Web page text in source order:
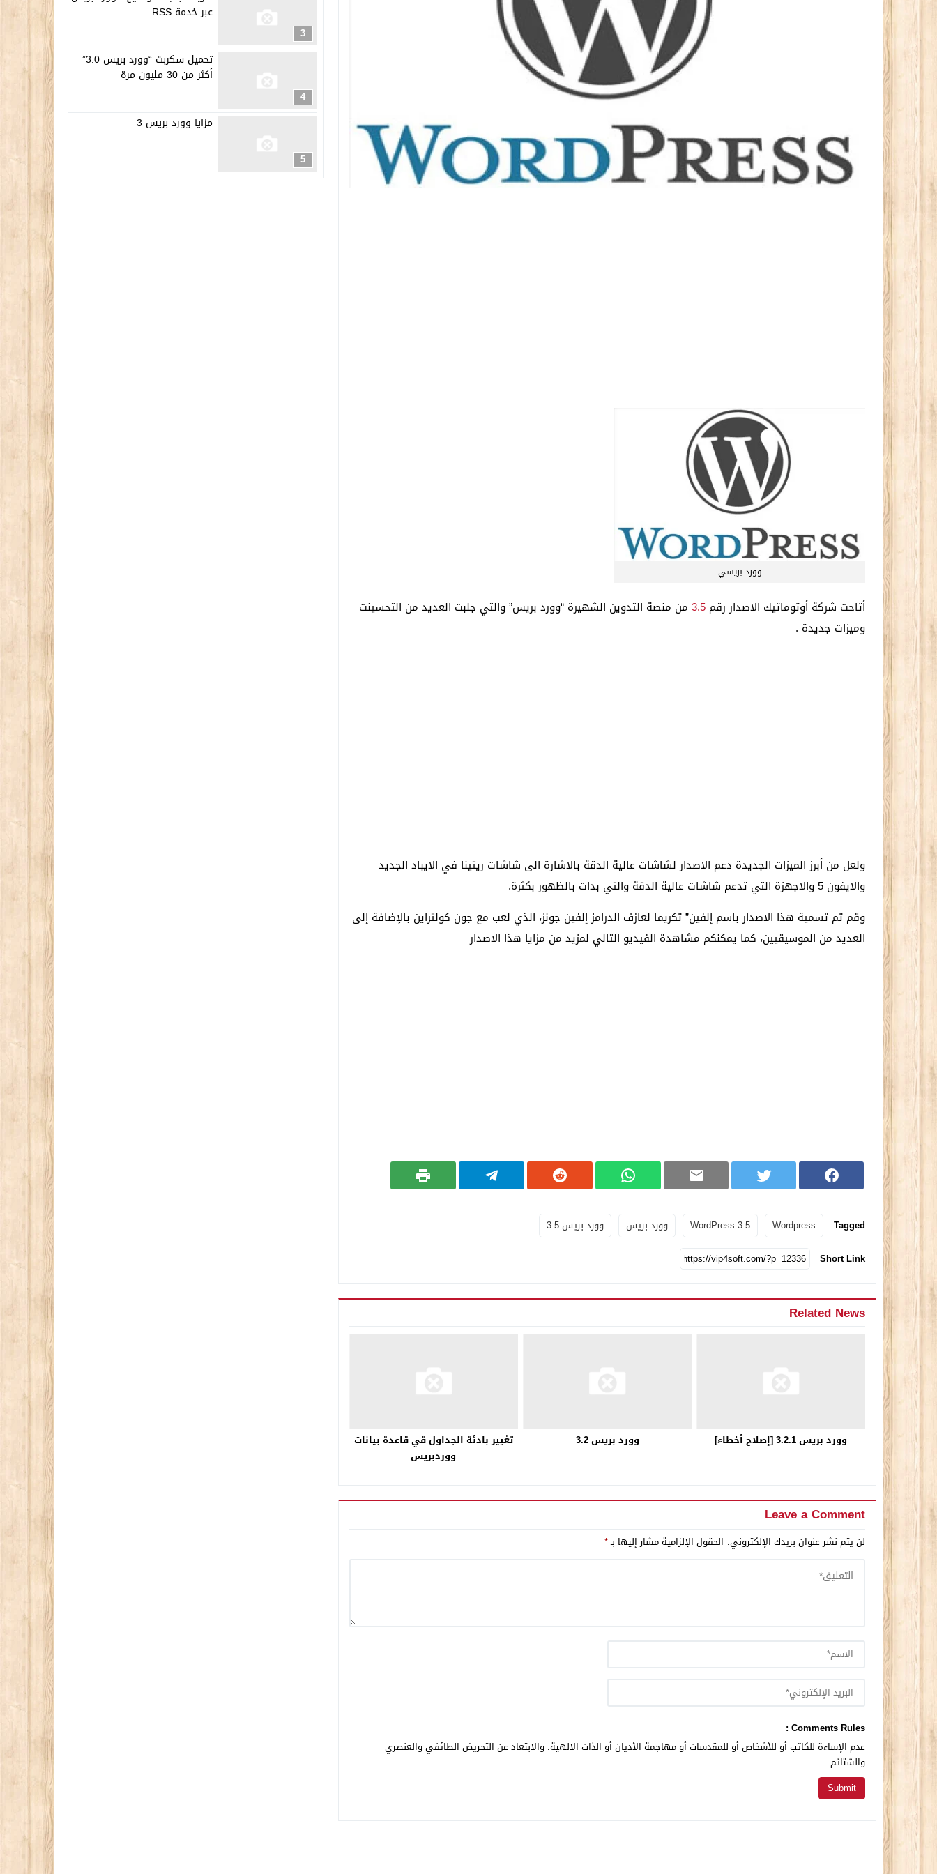
وورد بريسي
أتاحت شركة أوتوماتيك الاصدار رقم 3.5 من منصة التدوين الشهيرة “وورد بريس” والتي جلبت العديد من التحسينت
وميزات جديدة .
ولعل من أبرز الميزات الجديدة دعم الاصدار لشاشات عالية الدقة بالاشارة الى شاشات ريتينا في الايباد الجديد
والايفون 5 والاجهزة التي تدعم شاشات عالية الدقة والتي بدات بالظهور بكثرة.
وقم تم تسمية هذا الاصدار باسم إلفين” تكريما لعازف الدرامز إلفين جونز، الذي لعب مع جون كولتراين بالإضافة إلى
العديد من الموسيقيين، كما يمكنكم مشاهدة الفيديو التالي لمزيد من مزايا هذا الاصدار
Tagged
Wordpress
WordPress 3.5 وورد بريس
وورد بريس 3.5
Short Link
Related News
وورد بريس 3.2.1 [إصلاح أخطاء] وورد بريس 3.2
تغيير بادئة الجداول قي قاعدة بيانات
ووردبريس
Leave a Comment
لن يتم نشر عنوان بريدك الإلكتروني. الحقول الإلزامية مشار إليها بـ*
Comments Rules :
عدم الإساءة للكاتب أو للأشخاص أو للمقدسات أو مهاجمة الأديان أو الذات الالهية. والابتعاد عن التحريض الطائفي والعنصري
والشتائم.
3
عبر خدمة RSS
4
تحميل سكربت “وورد بريس 3.0”
أكثر من 30 مليون مرة
5
مزايا وورد بريس 3